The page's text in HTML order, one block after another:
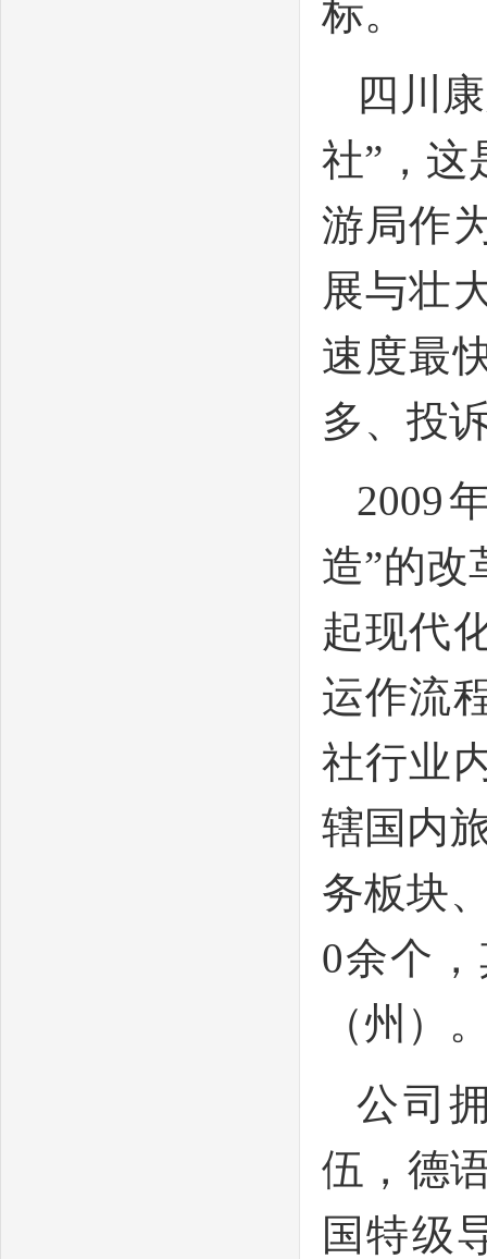
标。
四川
社”，这
游局作
展与壮
速度最
多、投
2009
造”的改
起现代
运作流
社行业
辖国内
务板块
0余个
（州）
公司
伍，德
国特级